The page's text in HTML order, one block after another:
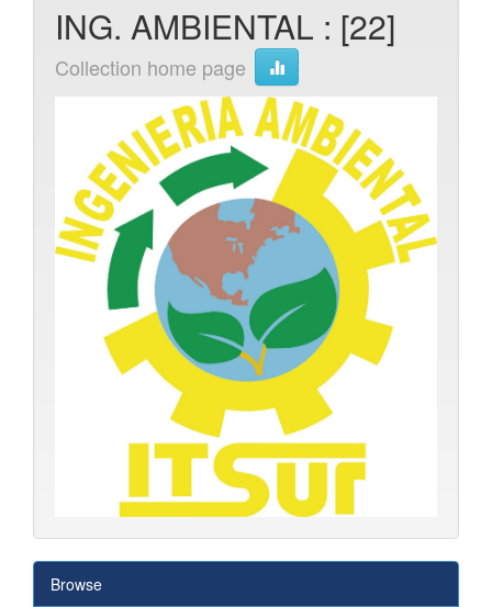
ING. AMBIENTAL : [22]
Collection home page
Browse